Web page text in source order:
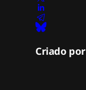
Criado por